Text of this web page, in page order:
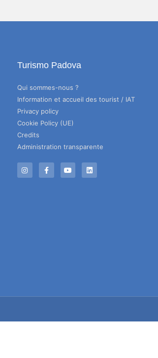
Turismo Padova
Qui sommes-nous ?
Information et accueil des tourist / IAT
Privacy policy
Cookie Policy (UE)
Credits
Administration transparente